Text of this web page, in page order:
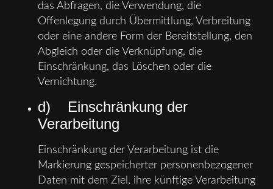
das Abfragen, die Verwendung, die
Offenlegung durch Übermittlung, Verbreitung
oder eine andere Form der Bereitstellung, den
Abgleich oder die Verknüpfung, die
Einschränkung, das Löschen oder die
Vernichtung.
d) Einschränkung der
Verarbeitung
Einschränkung der Verarbeitung ist die
Markierung gespeicherter personenbezogener
Daten mit dem Ziel, ihre künftige Verarbeitung